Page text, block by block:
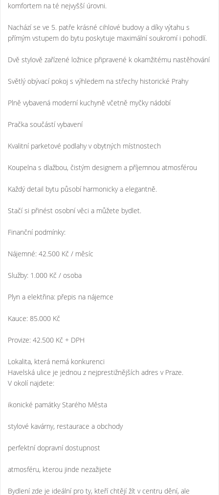
komfortem na té nejvyšší úrovni.
Nachází se ve 5. patře krásné cihlové budovy a díky výtahu s
přímým vstupem do bytu poskytuje maximální soukromí i pohodlí.
Dvě stylově zařízené ložnice připravené k okamžitému nastěhování
Světlý obývací pokoj s výhledem na střechy historické Prahy
Plně vybavená moderní kuchyně včetně myčky nádobí
Pračka součástí vybavení
Kvalitní parketové podlahy v obytných místnostech
Koupelna s dlažbou, čistým designem a příjemnou atmosférou
Každý detail bytu působí harmonicky a elegantně.
Stačí si přinést osobní věci a můžete bydlet.
Finanční podmínky:
Nájemné: 42.500 Kč / měsíc
Služby: 1.000 Kč / osoba
Plyn a elektřina: přepis na nájemce
Kauce: 85.000 Kč
Provize: 42.500 Kč + DPH
Lokalita, která nemá konkurenci
Havelská ulice je jednou z nejprestižnějších adres v Praze.
V okolí najdete:
ikonické památky Starého Města
stylové kavárny, restaurace a obchody
perfektní dopravní dostupnost
atmosféru, kterou jinde nezažijete
Bydlení zde je ideální pro ty, kteří chtějí žít v centru dění, ale